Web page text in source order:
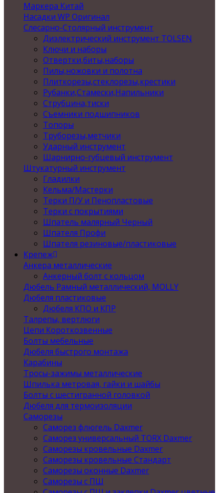
Маркера Китай
Насадки WP Оригинал
Слесарно-Столярный инструмент
Диэлектрический инструмент TOLSEN
Ключи и наборы
Отвертки,биты,наборы
Пилы,ножовки и полотна
Плиткорезы,стеклорезы,крестики
Рубанки,Стамески,Напильники
Струбцина,тиски
Съемники подшипников
Топоры
Труборезы,метчики
Ударный инструмент
Шарнирно-губцевый инструмент
Штукатурный инструмент
Гладилки
Кельма/Мастерки
Терки П/У и Пенопластовые
Терки с покрытиями
Шпатель малярный Черный
Шпателя Профи
Шпателя резиновые/пластиковые
Крепеж
Анкера металлические
Анкерный болт с кольцом
Дюбель Рамный металлический, MOLLY
Дюбеля пластиковые
Дюбеля КПО и КПР
Талрепы, вертлюги
Цепи Короткозвенные
Болты мебельные
Дюбеля быстрого монтажа
Карабины
Тросы-зажимы металлические
Шпилька метровая, гайки и шайбы
Болты с шестигранной головкой
Дюбеля для термоизоляции
Саморезы
Саморез флюгель Daxmer
Саморез универсальный TORX Daxmer
Саморезы кровельные Daxmer
Саморезы кровельные Стандарт
Саморезы оконные Daxmer
Саморезы с ПШ